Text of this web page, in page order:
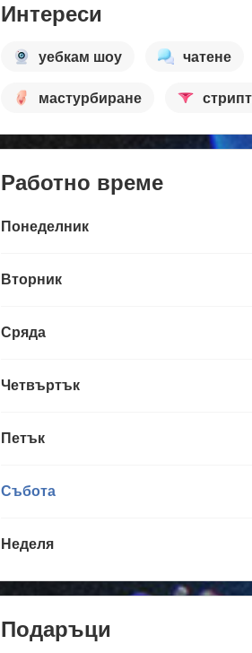
Интереси
уебкам шоу чатене
мастурбиране
Работно време
Понеделник
Вторник
Сряда
Четвъртък
Петък
Събота
Неделя
Подаръци